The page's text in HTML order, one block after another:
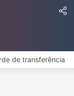
de transferência